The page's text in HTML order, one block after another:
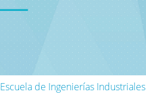
Escuela de Ingenierías Industriales